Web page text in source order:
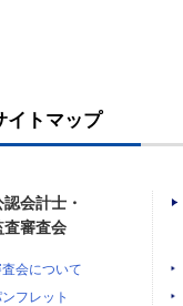
イトマップ
認会計士・
査審査会
会について
フレット